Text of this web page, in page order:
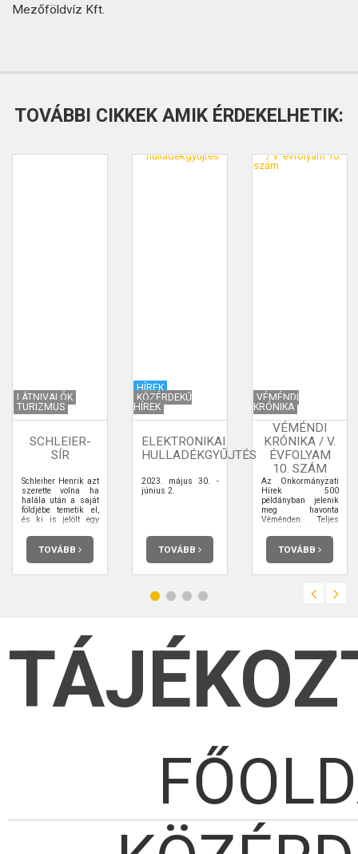
Mezőföldvíz Kft.
TOVÁBBI CIKKEK AMIK ÉRDEKELHETIK:
LÁTNIVALÓK
TURIZMUS
SCHLEIER-
SÍR
Schleiher Henrik azt
szerette volna ha
halála után a saját
földjébe temetik el,
és ki is jelölt egy
helyet családi
temetőnek a háza
mögötti diófás
kertben. A
messze menőkig
TOVÁBB
HÍREK
KÖZÉRDEKŰ
HÍREK
ELEKTRONIKAI
HULLADÉKGYŰJTÉS
2023. május 30. -
június 2.
TOVÁBB
VÉMÉNDI
KRÓNIKA
VÉMÉNDI
KRÓNIKA / V.
ÉVFOLYAM
10. SZÁM
Az Önkormányzati
Hírek 500
példányban jelenik
meg havonta
Véménden. Teljes
terjedelmében
elolvashatja.
TOVÁBB